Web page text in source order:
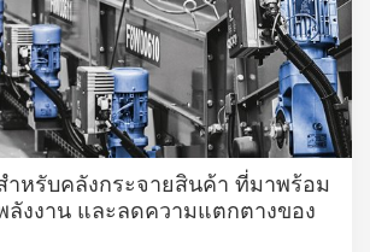
สำหรับคลังกระจายสินค้า ที่มาพร้อม
ลังงาน และลดความแตกตางของ